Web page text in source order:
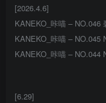
[2026.4.6]
KANEKO_咔喵 – NO.046
KANEKO_咔喵 – NO.045
KANEKO_咔喵 – NO.044
[6.29]